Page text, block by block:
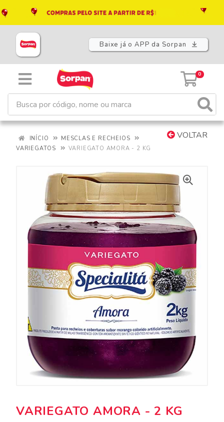
Baixe já o APP da Sorpan
0
VOLTAR
INÍCIO
MESCLAS E RECHEIOS
VARIEGATOS
VARIEGATO AMORA - 2 KG
VARIEGATO AMORA - 2 KG